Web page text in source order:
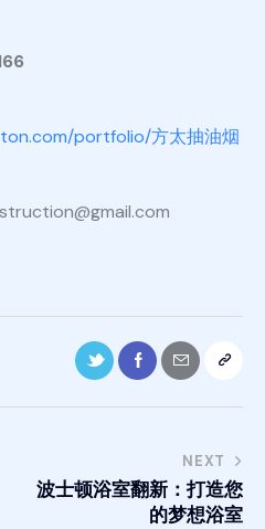
portfolio/方太抽油烟
NEXT
波士顿浴室翻新：打造您
的梦想浴室